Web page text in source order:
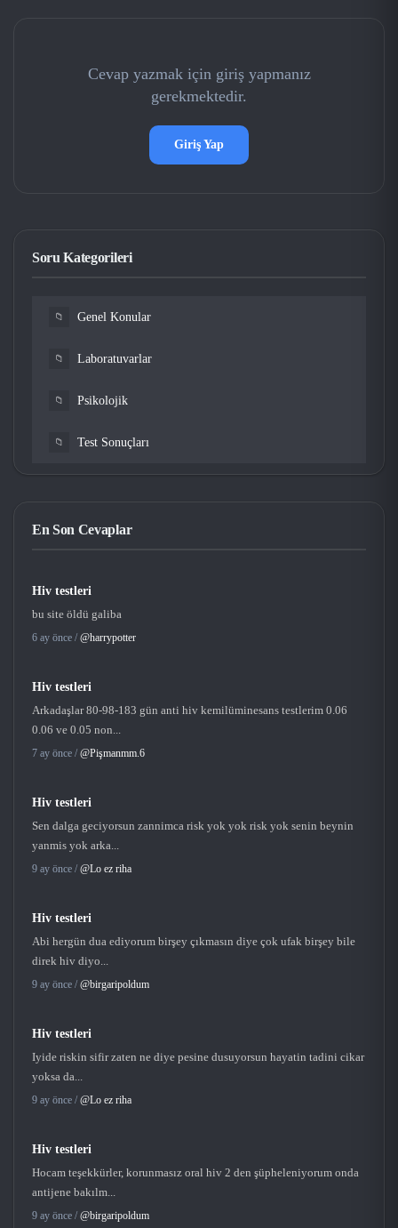
Cevap yazmak için giriş yapmanız
gerekmektedir.
Giriş Yap
Soru Kategorileri
📁 Genel Konular
📁 Laboratuvarlar
📁 Psikolojik
📁 Test Sonuçları
En Son Cevaplar
Hiv testleri
bu site öldü galiba
6 ay önce / @harrypotter
Hiv testleri
Arkadaşlar 80-98-183 gün anti hiv kemilüminesans testlerim 0.06
0.06 ve 0.05 non...
7 ay önce / @Pişmanmm.6
Hiv testleri
Sen dalga geciyorsun zannimca risk yok yok risk yok senin beynin
yanmis yok arka...
9 ay önce / @Lo ez riha
Hiv testleri
Abi hergün dua ediyorum birşey çıkmasın diye çok ufak birşey bile
direk hiv diyo...
9 ay önce / @birgaripoldum
Hiv testleri
Iyide riskin sifir zaten ne diye pesine dusuyorsun hayatin tadini cikar
yoksa da...
9 ay önce / @Lo ez riha
Hiv testleri
Hocam teşekkürler, korunmasız oral hiv 2 den şüpheleniyorum onda
antijene bakılm...
9 ay önce / @birgaripoldum